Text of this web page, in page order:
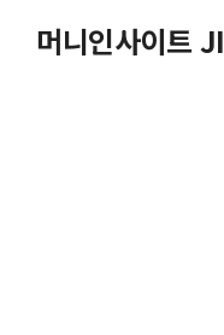
머니인사이트 JI